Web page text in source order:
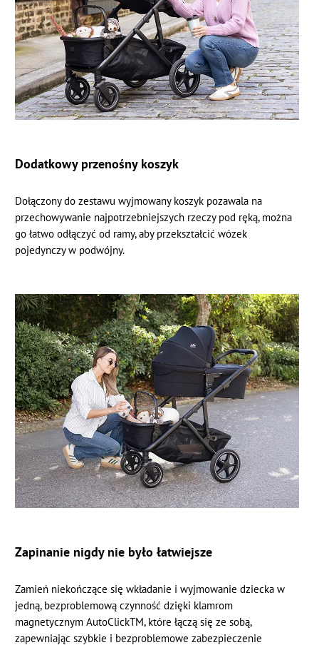
Dodatkowy przenośny koszyk
Dołączony do zestawu wyjmowany koszyk pozawala na
przechowywanie najpotrzebniejszych rzeczy pod ręką, można
go łatwo odłączyć od ramy, aby przekształcić wózek
pojedynczy w podwójny.
Zapinanie nigdy nie było łatwiejsze
Zamień niekończące się wkładanie i wyjmowanie dziecka w
jedną, bezproblemową czynność dzięki klamrom
magnetycznym AutoClickTM, które łączą się ze sobą,
zapewniając szybkie i bezproblemowe zabezpieczenie